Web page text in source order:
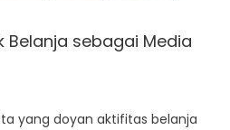
Belanja sebagai Media
yang doyan aktifitas belanja